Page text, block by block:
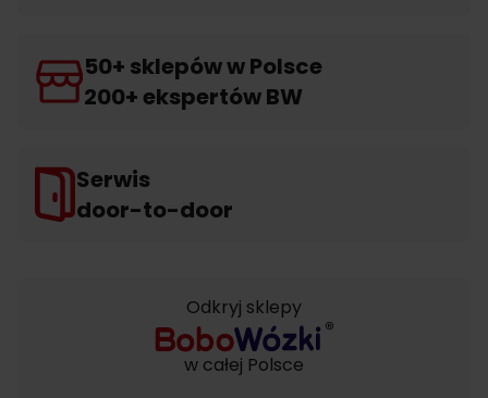
50+ sklepów w Polsce
200+ ekspertów BW
Serwis
door-to-door
Odkryj sklepy
w całej Polsce